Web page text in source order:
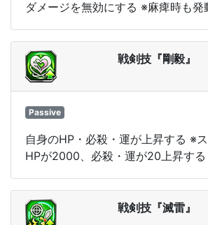
ダメージを無効にする ※麻痺時も発
戦剣技『剛毅』
Passive
自身のHP・必殺・運が上昇する ※ス
HPが2000、必殺・運が20上昇する
戦剣技『滅雷』